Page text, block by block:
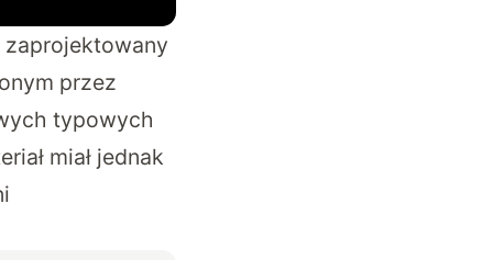
zaprojektowany
przez
typowych
miał jednak